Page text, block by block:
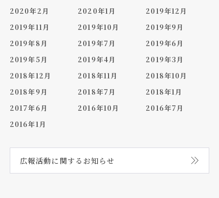
2020年2月
2020年1月
2019年12月
2019年11月
2019年10月
2019年9月
2019年8月
2019年7月
2019年6月
2019年5月
2019年4月
2019年3月
2018年12月
2018年11月
2018年10月
2018年9月
2018年7月
2018年1月
2017年6月
2016年10月
2016年7月
2016年1月
広報活動に関する お知らせ